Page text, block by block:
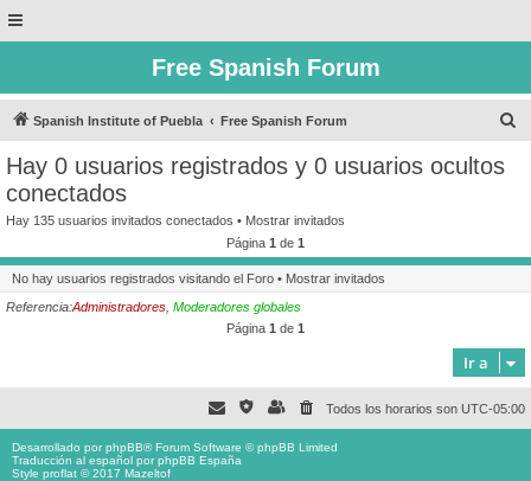
Free Spanish Forum
Spanish Institute of Puebla Free Spanish Forum
r
Hay 0 usuarios registrados y 0 usuarios ocultos
conectados
Hay 135 usuarios invitados conectados • Mostrar invitados
Página 1 de 1
No hay usuarios registrados visitando el Foro • Mostrar invitados
Referencia:Administradores Moderadores globales
Página 1 de 1
Ir a
Todos los horarios son UTC-05:00
Desarrollado porphpBB® Forum Software © phpBB Limited
Traducción al español porphpBB España
Style proflat © 2017 Mazeltof